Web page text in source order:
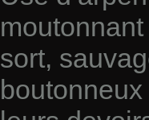
sort,